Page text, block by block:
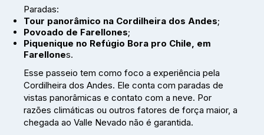
Paradas:
Tour panorâmico na Cordilheira dos Andes;
Povoado de Farellones;
Piquenique no Refúgio Bora pro Chile, em
Farellones.
Esse passeio tem como foco a experiência pela
Cordilheira dos Andes. Ele conta com paradas de
vistas panorâmicas e contato com a neve. Por
razões climáticas ou outros fatores de força maior, a
chegada ao Valle Nevado não é garantida.